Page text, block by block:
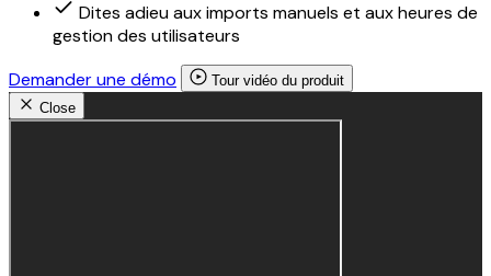
Dites adieu aux imports manuels et aux heures de
gestion des utilisateurs
Demander une démo
Tour vidéo du produit
Close